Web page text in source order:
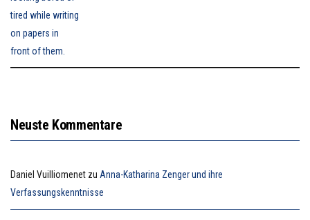
Neuste Kommentare
Daniel Vuilliomenet zu Anna-Katharina Zenger und ihre
Verfassungskenntnisse